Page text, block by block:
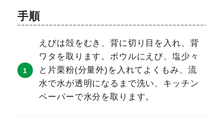
手順
えびは殻をむき、背に切り目を入れ、背
ワタを取ります。ボウルにえび、塩少々
と片栗粉(分量外)を入れてよくもみ、流
水で水が透明になるまで洗い、キッチン
ペーパーで水分を取ります。